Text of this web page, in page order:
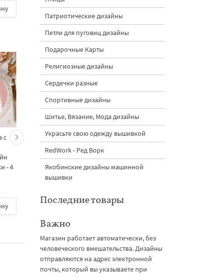
600 руб.| В корзину 600 руб.
с
- 4
Кролик украшает ёлку
морковками дизайн
машинной вышивки - 3
размера
500 руб. | В корзину
подвесками на елке
Патриотические дизайны
Петли для пуговиц дизайны
Подарочные Карты
Религиозные дизайны
Сердечки разные
Спортивные дизайны
Шитье, Вязание, Мода дизайны
Украсьте свою одежду вышивкой
RedWork - Ред Ворк
Якобинские дизайны машинной
вышивки
Последние товары
Важно
Магазин работает автоматически, без
человеческого вмешательства. Дизайны
отправляются на адрес электронной
почты, который вы указываете при